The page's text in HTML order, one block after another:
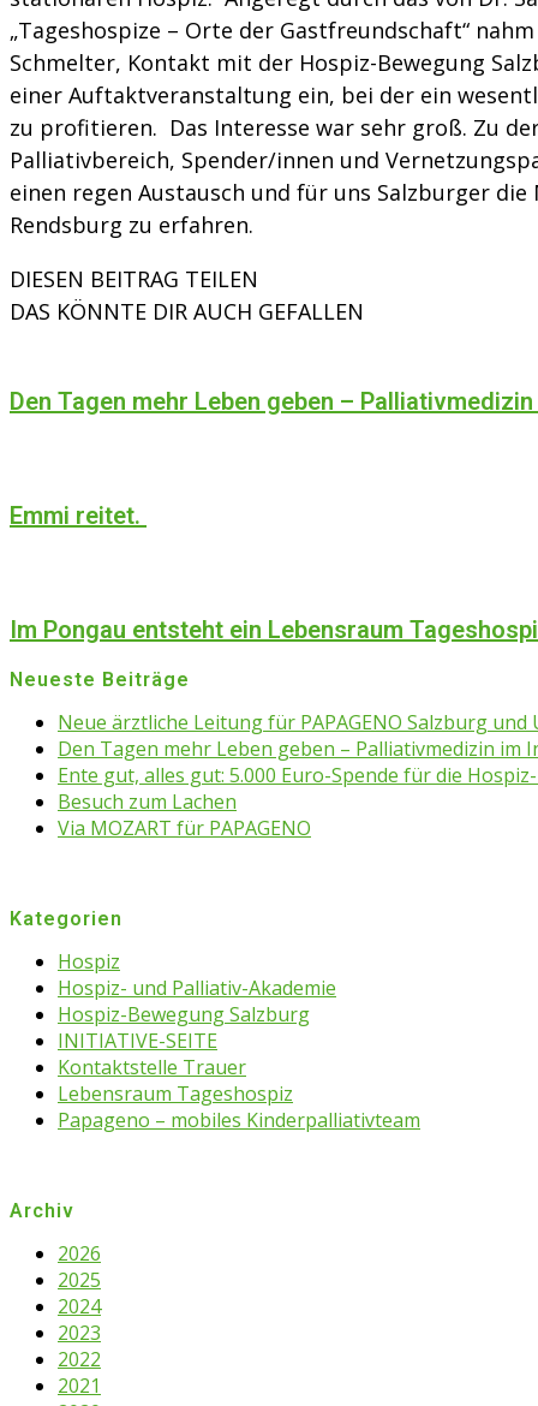
„Tageshospize – Orte der Gastfreundschaft“
Schmelter, Kontakt mit der Hospiz-Bewegung
einer Auftaktveranstaltung ein, bei der ein
zu profitieren. Das Interesse war sehr groß. Zu
Palliativbereich, Spender/innen und
einen regen Austausch und für uns Salzburger
Rendsburg zu erfahren.
DIESEN BEITRAG TEILEN
DAS KÖNNTE DIR AUCH GEFALLEN
Den Tagen mehr Leben geben –
Emmi reitet.
Im Pongau entsteht ein Lebensraum
Neueste Beiträge
Neue ärztliche Leitung für PAPAGENO Salzburg und
Den Tagen mehr Leben geben – Palliativmedizin im
Ente gut, alles gut: 5.000 Euro-Spende für die
Besuch zum Lachen
Via MOZART für PAPAGENO
Kategorien
Hospiz
Hospiz- und Palliativ-Akademie
Hospiz-Bewegung Salzburg
INITIATIVE-SEITE
Kontaktstelle Trauer
Lebensraum Tageshospiz
Papageno – mobiles Kinderpalliativteam
Archiv
2026
2025
2024
2023
2022
2021